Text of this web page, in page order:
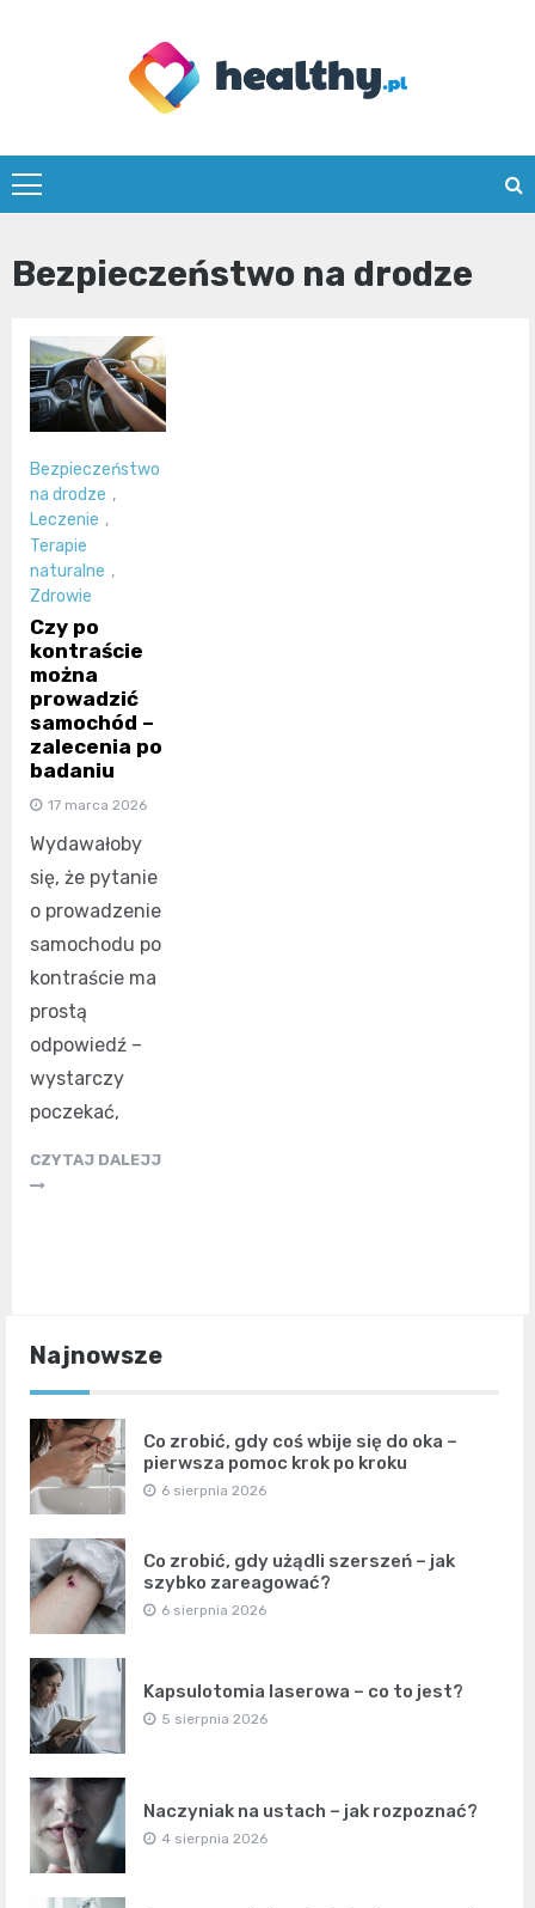
healthy.pl
Bezpieczeństwo na drodze
Bezpieczeństwo
na drodze ,
Leczenie ,
Terapie
naturalne ,
Zdrowie
Czy po
kontraście
można
prowadzić
samochód –
zalecenia po
badaniu
17 marca 2026
Wydawałoby
się, że pytanie
o prowadzenie
samochodu po
kontraście ma
prostą
odpowiedź –
wystarczy
poczekać,
CZYTAJ DALEJJ
Najnowsze
Co zrobić, gdy coś wbije się do oka –
pierwsza pomoc krok po kroku
6 sierpnia 2026
Co zrobić, gdy użądli szerszeń – jak
szybko zareagować?
6 sierpnia 2026
Kapsulotomia laserowa – co to jest?
5 sierpnia 2026
Naczyniak na ustach – jak rozpoznać?
4 sierpnia 2026